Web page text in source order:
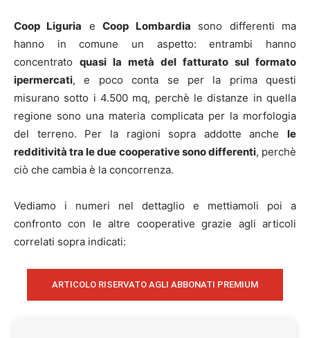
Coop Liguria eCoop Lombardia sono differenti ma
hanno in comune un aspetto: entrambi hanno
concentrato quasi la metà del fatturato sul formato
ipermercati, e poco conta se per la prima questi
misurano sotto i 4.500 mq, perchè le distanze in quella
regione sono una materia complicata per la morfologia
del terreno. Per la ragioni sopra addotte anche le
redditività tra le due cooperative sono differenti, perchè
ciò che cambia è la concorrenza.
Vediamo i numeri nel dettaglio e mettiamoli poi a
confronto con le altre cooperative grazie agli articoli
correlati sopra indicati:
ARTICOLO RISERVATO AGLI ABBONATI PREMIUM